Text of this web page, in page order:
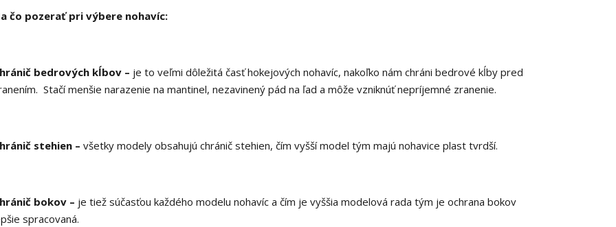
čo pozerať pri výbere nohavíc:
bedrových kĺbov – je to veľmi dôležitá časť hokejových nohavíc, nakoľko nám chráni bedrové kĺby pred
Stačí menšie narazenie na mantinel, nezavinený pád na ľad a môže vzniknúť nepríjemné zranenie.
stehien – všetky modely obsahujú chránič stehien, čím vyšší model tým majú nohavice plast tvrdší.
bokov – je tiež súčasťou každého modelu nohavíc a čím je vyššia modelová rada tým je ochrana bokov
spracovaná.